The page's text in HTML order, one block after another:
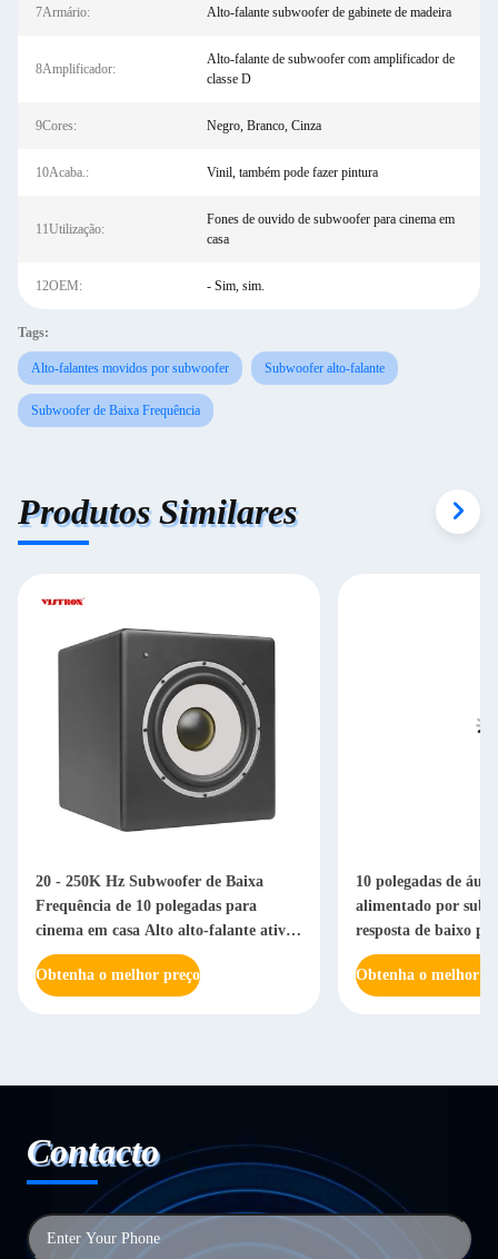
7Armário: Alto-falante subwoofer de gabinete de madeira
8Amplificador:
Alto-falante de subwoofer com amplificador de
classe D
9Cores: Negro, Branco, Cinza
10Acaba.: Vinil, também pode fazer pintura
11Utilização:
Fones de ouvido de subwoofer para cinema em
casa
12OEM: - Sim, sim.
Tags:
Alto-falantes movidos por subwoofer Subwoofer alto-falante
Subwoofer de Baixa Frequência
Produtos Similares
20 - 250K Hz Subwoofer de Baixa
Frequência de 10 polegadas para
cinema em casa Alto alto-falante ativo
de alta potência
Obtenha o melhor preço
10 polegadas de
alimentado por
resposta de baixo
Obtenha o melhor
Contacto